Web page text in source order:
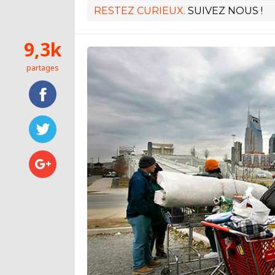
RESTEZ CURIEUX. SUIVEZ NOUS !
9,3k
partages